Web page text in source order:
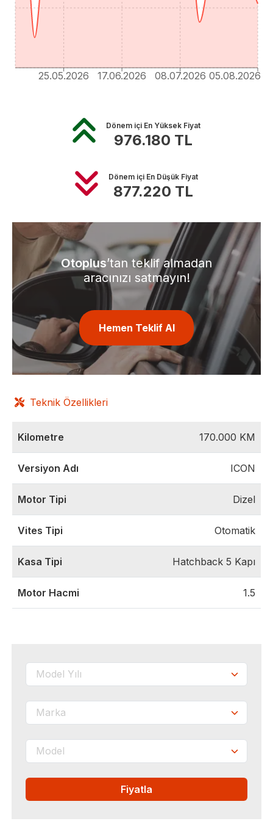
25.05.2026 17.06.2026 08.07.2026 05.08.2026
Dönem içi En Yüksek Fiyat
976.180 TL
Dönem içi En Düşük Fiyat
877.220 TL
Otoplus’tan teklif almadan
aracınızı satmayın!
Hemen Teklif Al
Teknik Özellikleri
Kilometre 170.000 KM
Versiyon Adı ICON
Motor Tipi Dizel
Vites Tipi Otomatik
Kasa Tipi Hatchback 5 Kapı
Motor Hacmi 1.5
Fiyatla